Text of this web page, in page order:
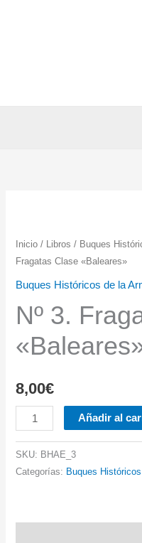
Inicio / Libros / Buques
Fragatas Clase «Baleares»
Buques Históricos de la
Nº 3.
8,00€
3.
Fragatas
Clase
Añadir al
SKU: BHAE_3
Categorías: Buques